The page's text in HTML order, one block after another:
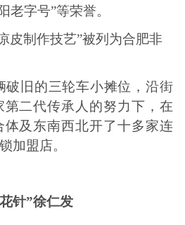
老字号”等荣誉。
皮制作技艺”被列为合肥非
破旧的三轮车小摊位，沿街
第二代传承人的努力下， 在
及东南西北开了十多家连
加盟店。
针”徐仁发